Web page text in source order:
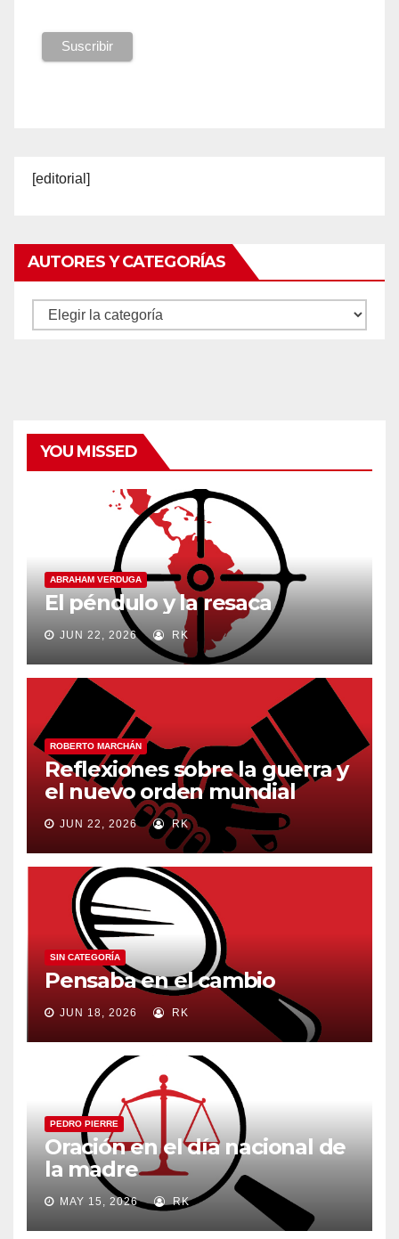
[editorial]
AUTORES Y CATEGORÍAS
Autores
YOU MISSED
ABRAHAM VERDUGA
El péndulo y la resaca
JUN 22, 2026 RK
ROBERTO MARCHÁN
Reflexiones sobre la guerra y
el nuevo orden mundial
JUN 22, 2026 RK
SIN CATEGORÍA
Pensaba en el cambio
JUN 18, 2026 RK
PEDRO PIERRE
Oración en el día nacional de
la madre
MAY 15, 2026 RK